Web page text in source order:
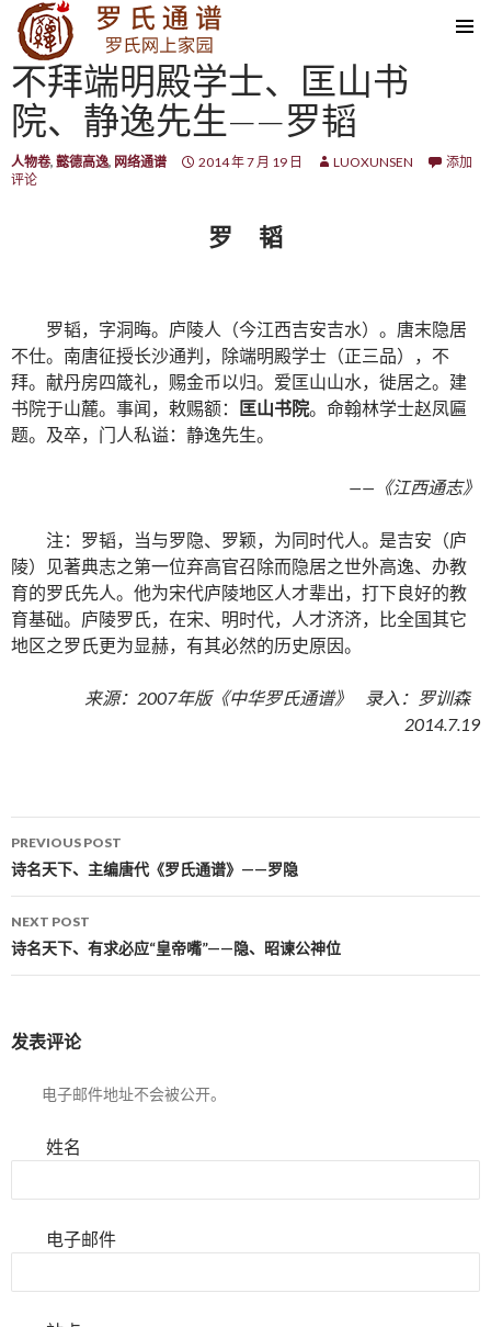
SKIP TO CONTENT
不拜端明殿学士、匡山书
院、静逸先生——罗韬
人物卷, 懿德高逸, 网络通谱 2014 年 7 月 19 日 LUOXUNSEN
添加
评论
罗 韬
罗韬，字洞晦。庐陵人（今江西吉安吉水）。唐末隐居
不仕。南唐征授长沙通判，除端明殿学士（正三品），不
拜。献丹房四箴礼，赐金币以归。爱匡山山水，徙居之。建
书院于山麓。事闻，敕赐额： 匡山书院。命翰林学士赵凤匾
题。及卒，门人私谥：静逸先生。
——《江西通志》
注：罗韬，当与罗隐、罗颖，为同时代人。是吉安（庐
陵）见著典志之第一位弃高官召除而隐居之世外高逸、办教
育的罗氏先人。他为宋代庐陵地区人才辈出，打下良好的教
育基础。庐陵罗氏，在宋、明时代，人才济济，比全国其它
地区之罗氏更为显赫，有其必然的历史原因。
来源：2007年版《中华罗氏通谱》 录入：罗训森
2014.7.19
Post navigation
PREVIOUS POST
诗名天下、主编唐代《罗氏通谱》——罗隐
NEXT POST
诗名天下、有求必应“皇帝嘴”——隐、昭谏公神位
发表评论
电子邮件地址不会被公开。
姓名
电子邮件